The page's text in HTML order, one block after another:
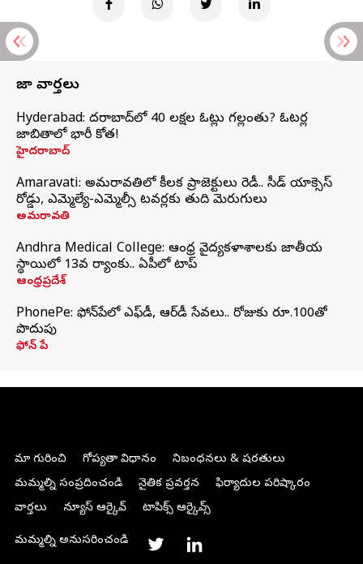
తాజా వార్తలు
Hyderabad: హైదరాబాద్‌లో 40 లక్షల ఓట్లు గల్లంతు? ఓటర్ల
జాబితాలో భారీ కోత!
హైదరాబాద్
Amaravati: అమరావతిలో కీలక ప్రాజెక్టులు రెడీ.. సీడ్‌ యాక్సెస్‌
రోడ్డు, ఎమ్మెల్యే-ఎమ్మెల్సీ టవర్లకు తుది మెరుగులు
అమరావతి
Andhra Medical College: ఆంధ్ర వైద్యకళాశాలకు జాతీయ
స్థాయిలో 13వ ర్యాంకు.. ఏపీలో టాప్
ఆంధ్రప్రదేశ్
PhonePe: ఫోన్‌పేలో ఎఫ్‌డీ, ఆర్‌డీ సేవలు.. రోజుకు రూ.100తో
పొదుపు
ఫోన్‌ పే
మా గురించి గోప్యతా విధానం
నిబంధనలు & షరతులు
మమ్మల్ని సంప్రదించండి
నైతిక ప్రవర్తన
ఫిర్యాదుల పరిష్కారం
వార్తలు
న్యూస్ ఆర్కైవ్ టాపిక్స్ ఆర్కైవ్స్
మమ్మల్ని అనుసరించండి